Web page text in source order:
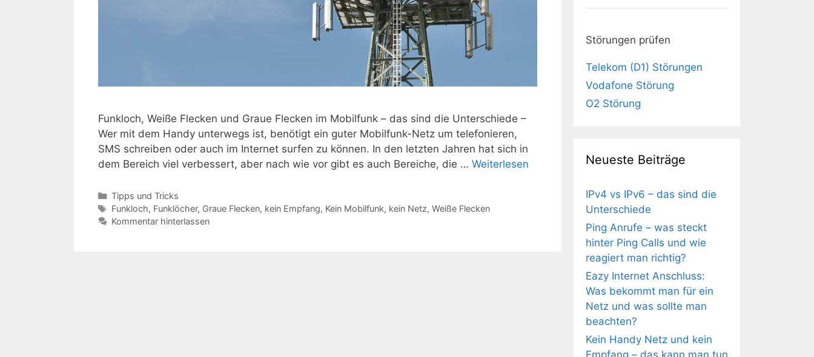
Funkloch, Weiße Flecken und Graue Flecken im Mobilfunk – das sind die Unterschiede –
Wer mit dem Handy unterwegs ist, benötigt ein guter Mobilfunk-Netz um telefonieren,
SMS schreiben oder auch im Internet surfen zu können. In den letzten Jahren hat sich in
dem Bereich viel verbessert, aber nach wie vor gibt es auch Bereiche, die … Weiterlesen
Kategorien
Tipps und Tricks
Schlagwörter
Funkloch, Funklöcher, Graue Flecken, kein Empfang, Kein Mobilfunk, kein Netz, Weiße Flecken
Kommentar hinterlassen
Störungen prüfen
Telekom (D1) Störungen
Vodafone Störung
O2 Störung
Neueste Beiträge
IPv4 vs IPv6 – das sind die
Unterschiede
Ping Anrufe – was steckt
hinter Ping Calls und wie
reagiert man richtig?
Eazy Internet Anschluss:
Was bekommt man für ein
Netz und was sollte man
beachten?
Kein Handy Netz und kein
Empfang – das kann man tun